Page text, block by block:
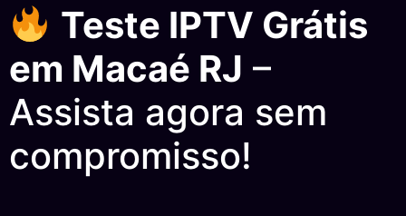
Teste IPTV Grátis
em Macaé RJ –
Assista agora sem
compromisso!